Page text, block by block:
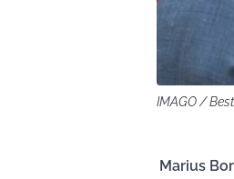
IMAGO /
Marius